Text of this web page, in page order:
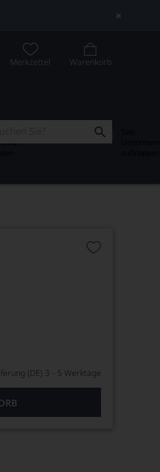
Merkzettel Warenkorb
SALE
(DE) 3 - 5 Werktage